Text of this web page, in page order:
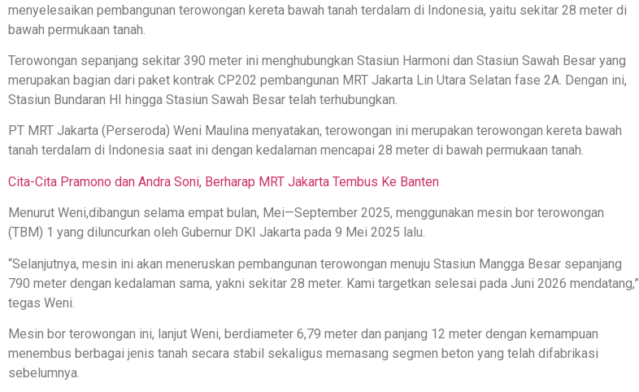
menyelesaikan pembangunan terowongan kereta bawah tanah terdalam di Indonesia, yaitu sekitar 28 meter di
bawah permukaan tanah.
Terowongan sepanjang sekitar 390 meter ini menghubungkan Stasiun Harmoni dan Stasiun Sawah Besar yang
merupakan bagian dari paket kontrak CP202 pembangunan MRT Jakarta Lin Utara Selatan fase 2A. Dengan ini,
Stasiun Bundaran HI hingga Stasiun Sawah Besar telah terhubungkan.
PT MRT Jakarta (Perseroda) Weni Maulina menyatakan, terowongan ini merupakan terowongan kereta bawah
tanah terdalam di Indonesia saat ini dengan kedalaman mencapai 28 meter di bawah permukaan tanah.
Cita-Cita Pramono dan Andra Soni, Berharap MRT Jakarta Tembus Ke Banten
Menurut Weni,dibangun selama empat bulan, Mei—September 2025, menggunakan mesin bor terowongan
(TBM) 1 yang diluncurkan oleh Gubernur DKI Jakarta pada 9 Mei 2025 lalu.
“Selanjutnya, mesin ini akan meneruskan pembangunan terowongan menuju Stasiun Mangga Besar sepanjang
790 meter dengan kedalaman sama, yakni sekitar 28 meter. Kami targetkan selesai pada Juni 2026 mendatang,”
tegas Weni.
Mesin bor terowongan ini, lanjut Weni, berdiameter 6,79 meter dan panjang 12 meter dengan kemampuan
menembus berbagai jenis tanah secara stabil sekaligus memasang segmen beton yang telah difabrikasi
sebelumnya.